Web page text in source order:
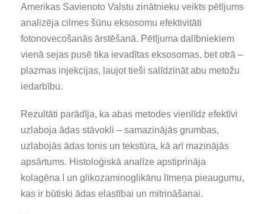
Amerikas Savienoto Valstu zinātnieku veikts pētījums
analizēja cilmes šūnu eksosomu efektivitāti
fotonovecošanās ārstēšanā. Pētījuma dalībniekiem
vienā sejas pusē tika ievadītas eksosomas, bet otrā –
plazmas injekcijas, ļaujot tieši salīdzināt abu metožu
iedarbību.
Rezultāti parādīja, ka abas metodes vienlīdz efektīvi
uzlaboja ādas stāvokli – samazinājās grumbas,
uzlabojās ādas tonis un tekstūra, kā arī mazinājās
apsārtums. Histoloģiskā analīze apstiprināja
kolagēna I un glikozaminoglikānu līmeņa pieaugumu,
kas ir būtiski ādas elastībai un mitrināšanai.